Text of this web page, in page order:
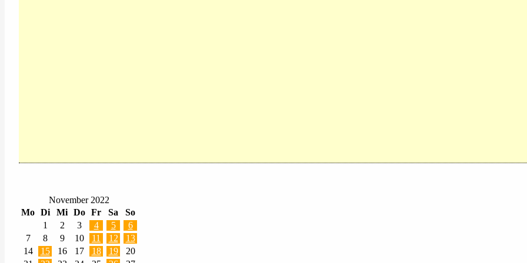
November 2022
Mo Di Mi Do Fr Sa
So
1
2 3 4 5
6
7
8 9 10 11 12
13
14
15 16 17 18 19
20